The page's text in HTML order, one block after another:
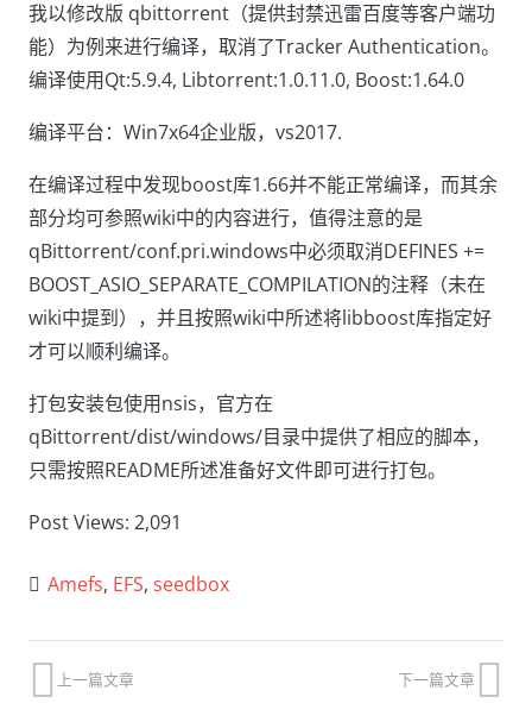
我以修改版 qbittorrent（提供封禁迅雷百度等客户端功
能）为例来进行编译，取消了Tracker Authentication。
编译使用Qt:5.9.4, Libtorrent:1.0.11.0, Boost:1.64.0
编译平台：Win7x64企业版，vs2017.
在编译过程中发现boost库1.66并不能正常编译，而其余
部分均可参照wiki中的内容进行，值得注意的是
qBittorrent/conf.pri.windows中必须取消DEFINES +=
BOOST_ASIO_SEPARATE_COMPILATION的注释（未在
wiki中提到），并且按照wiki中所述将libboost库指定好
才可以顺利编译。
打包安装包使用nsis，官方在
qBittorrent/dist/windows/目录中提供了相应的脚本，
只需按照README所述准备好文件即可进行打包。
Post Views: 2,091
Amefs, EFS,seedbox
上一篇文章 下一篇文章